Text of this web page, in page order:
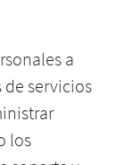
a
de servicios
los